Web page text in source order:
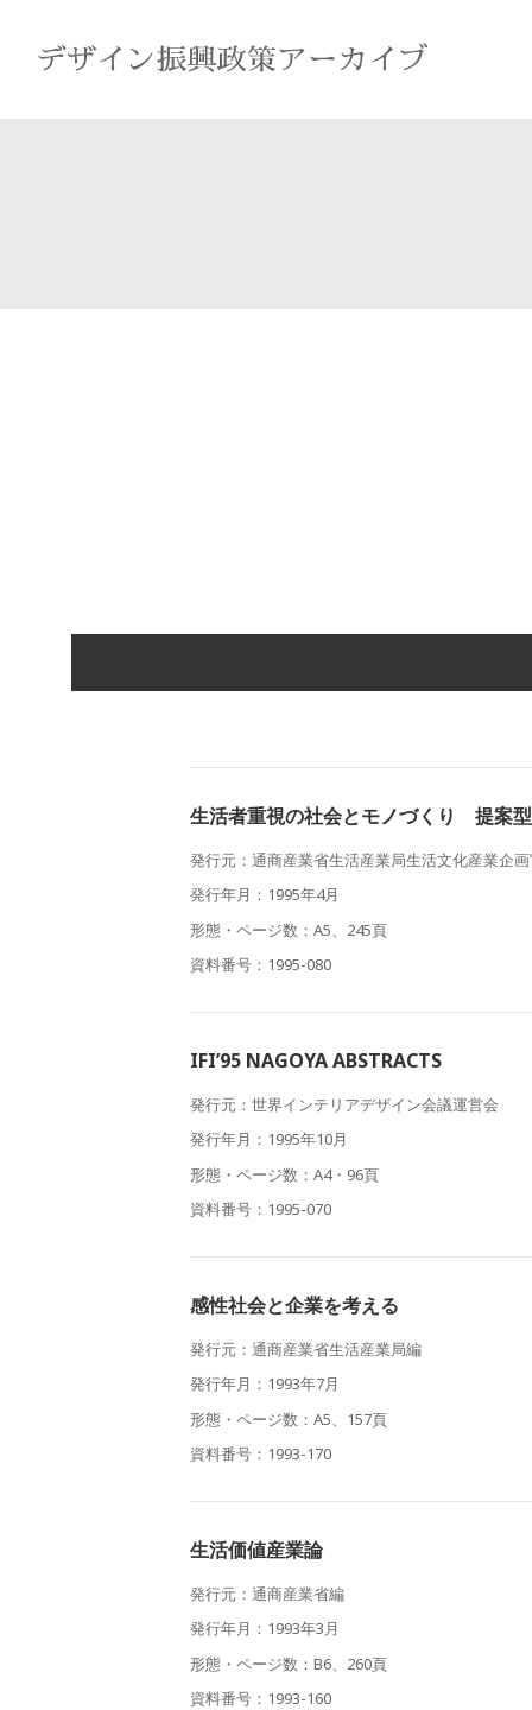
生活者重視の社会とモノづくり 提案
発行元：通商産業省生活産業局生活文化産業企
発行年月：1995年4月
形態・ページ数：A5、245頁
資料番号：1995-080
IFI’95 NAGOYA ABSTRACTS
発行元：世界インテリアデザイン会議運営会
発行年月：1995年10月
形態・ページ数：A4・96頁
資料番号：1995-070
感性社会と企業を考える
発行元：通商産業省生活産業局編
発行年月：1993年7月
形態・ページ数：A5、157頁
資料番号：1993-170
生活価値産業論
発行元：通商産業省編
発行年月：1993年3月
形態・ページ数：B6、260頁
資料番号：1993-160